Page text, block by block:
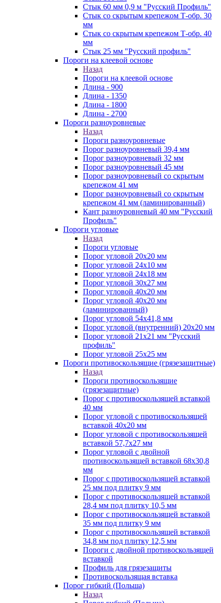
Стык 60 мм 0,9 м "Русский Профиль"
Стык со скрытым крепежом Т-обр. 30
мм
Стык со скрытым крепежом Т-обр. 40
мм
Стык 25 мм "Русский профиль"
Пороги на клеевой основе
Назад
Пороги на клеевой основе
Длина - 900
Длина - 1350
Длина - 1800
Длина - 2700
Пороги разноуровневые
Назад
Пороги разноуровневые
Порог разноуровневый 39,4 мм
Порог разноуровневый 32 мм
Порог разноуровневый 45 мм
Порог разноуровневый со скрытым
крепежом 41 мм
Порог разноуровневый со скрытым
крепежом 41 мм (ламинированный)
Кант разноуровневый 40 мм "Русский
Профиль"
Пороги угловые
Назад
Пороги угловые
Порог угловой 20х20 мм
Порог угловой 24х10 мм
Порог угловой 24х18 мм
Порог угловой 30х27 мм
Порог угловой 40х20 мм
Порог угловой 40х20 мм
(ламинированный)
Порог угловой 54х41,8 мм
Порог угловой (внутренний) 20х20 мм
Порог угловой 21х21 мм "Русский
профиль"
Порог угловой 25х25 мм
Пороги противоскользящие (грязезащитные)
Назад
Пороги противоскользящие
(грязезащитные)
Порог с противоскользящей вставкой
40 мм
Порог угловой с противоскользящей
вставкой 40х20 мм
Порог угловой с противоскользящей
вставкой 57,7х27 мм
Порог угловой с двойной
противоскользящей вставкой 68х30,8
мм
Порог с противоскользящей вставкой
25 мм под плитку 9 мм
Порог с противоскользящей вставкой
28,4 мм под плитку 10,5 мм
Порог с противоскользящей вставкой
35 мм под плитку 9 мм
Порог с противоскользящей вставкой
34,8 мм под плитку 12,5 мм
Пороги с двойной противоскользящей
вставкой
Профиль для грязезащиты
Противоскользящая вставка
Порог гибкий (Польша)
Назад